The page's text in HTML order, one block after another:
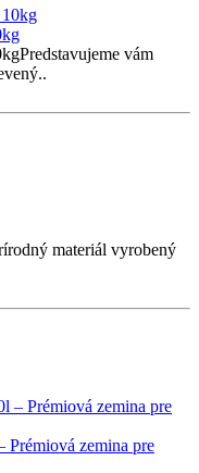
vám
materiál vyrobený
Prémiová zemina pre